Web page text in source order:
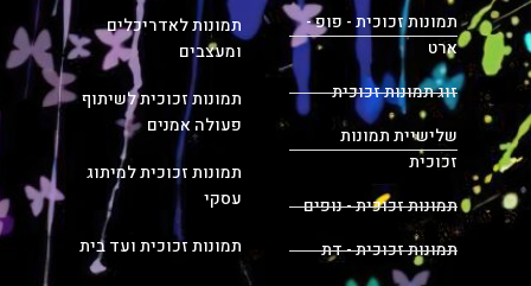
תמונות זכוכית - פופ -
ארט
זוג תמונות זכוכית
שלישיית תמונות
זכוכית
תמונות זכוכית - נופים
תמונות זכוכית - דת
תמונות לאדריכלים
ומעצבים
תמונות זכוכית לשיתוף
פעולה אמנים
תמונות זכוכית למיתוג
עסקי
תמונות זכוכית ועד בית